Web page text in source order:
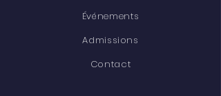
Événements
Admissions
Contact